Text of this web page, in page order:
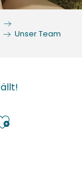
Unser Team